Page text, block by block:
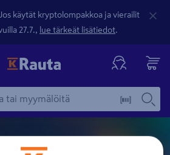
käytät kryptolompakkoa ja vierailit
27.7., lue tärkeät lisätiedot.